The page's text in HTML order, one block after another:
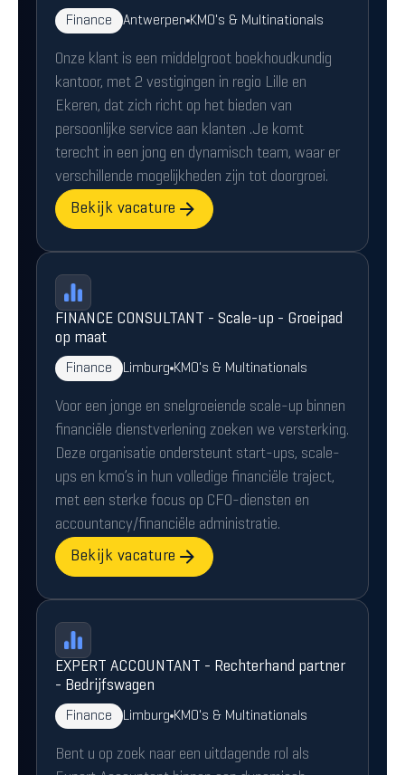
Finance Antwerpen KMO's & Multinationals
Onze klant is een middelgroot boekhoudkundig
kantoor, met 2 vestigingen in regio Lille en
Ekeren, dat zich richt op het bieden van
persoonlijke service aan klanten .Je komt
terecht in een jong en dynamisch team, waar er
verschillende mogelijkheden zijn tot doorgroei.
Bekijk vacature
FINANCE CONSULTANT - Scale-up - Groeipad
op maat
Finance Limburg KMO's & Multinationals
Voor een jonge en snelgroeiende scale-up binnen
financiële dienstverlening zoeken we versterking.
Deze organisatie ondersteunt start-ups, scale-
ups en kmo’s in hun volledige financiële traject,
met een sterke focus op CFO-diensten en
accountancy/financiële administratie.
Bekijk vacature
EXPERT ACCOUNTANT - Rechterhand partner
- Bedrijfswagen
Finance Limburg KMO's & Multinationals
Bent u op zoek naar een uitdagende rol als